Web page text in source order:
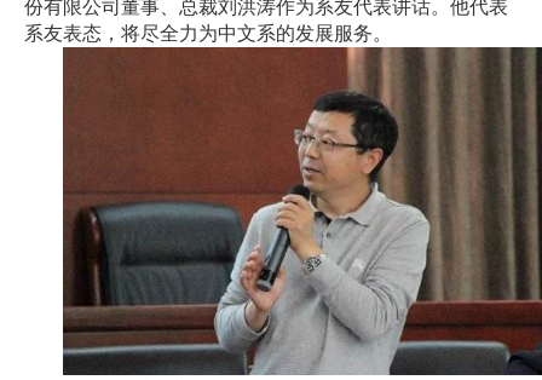
份有限公司董事、总裁刘洪涛作为系友代表讲话。他代表
系友表态，将尽全力为中文系的发展服务。